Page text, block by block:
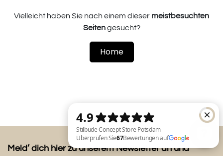
Vielleicht haben Sie nach einem dieser meistbesuchten
Seitengesucht?
Home
Meld’ dich hier zu unserem Newsletter an und